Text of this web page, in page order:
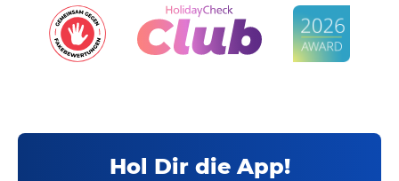
Hol Dir die App!